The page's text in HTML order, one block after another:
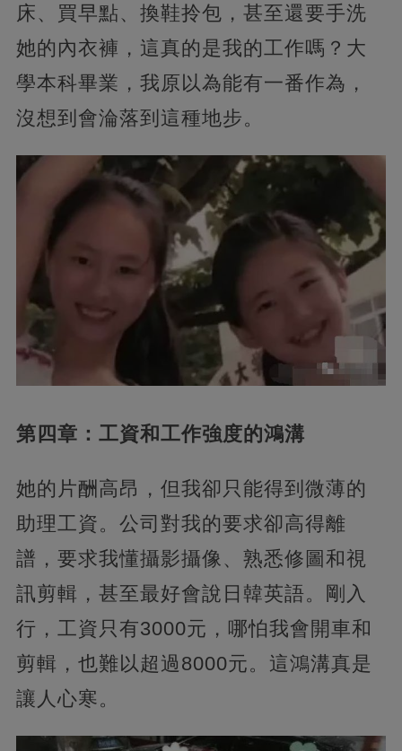
床、買早點、換鞋拎包，甚至還要手洗
她的內衣褲，這真的是我的工作嗎？大
學本科畢業，我原以為能有一番作為，
沒想到會淪落到這種地步。
第四章：工資和工作強度的鴻溝
她的片酬高昂，但我卻只能得到微薄的
助理工資。公司對我的要求卻高得離
譜，要求我懂攝影攝像、熟悉修圖和視
訊剪輯，甚至最好會說日韓英語。剛入
行，工資只有3000元，哪怕我會開車和
剪輯，也難以超過8000元。這鴻溝真是
讓人心寒。